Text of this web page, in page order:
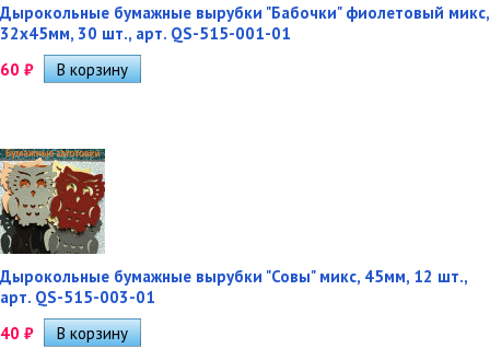
Дырокольные бумажные вырубки "Бабочки" фиолетовый микс,
32х45мм, 30 шт., арт. QS-515-001-01
60 ₽
Дырокольные бумажные вырубки "Совы" микс, 45мм, 12 шт.,
арт. QS-515-003-01
40 ₽